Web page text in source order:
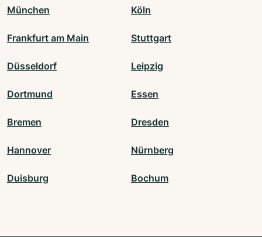
München Köln
Frankfurt am Main Stuttgart
Düsseldorf Leipzig
Dortmund Essen
Bremen Dresden
Hannover Nürnberg
Duisburg Bochum